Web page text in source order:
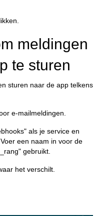
meldingen
te sturen
sturen naar de app telkens
e-mailmeldingen.
als je service en
een naam in voor de
gebruikt.
het verschilt.